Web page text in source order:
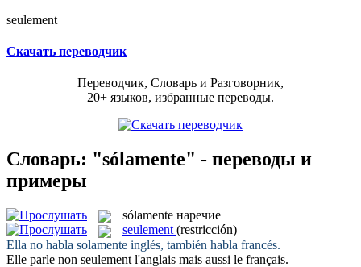
seulement
Скачать переводчик
Переводчик, Словарь и Разговорник,
20+ языков, избранные переводы.
Словарь: "sólamente" - переводы и
примеры
sólamente наречие
seulement (restricción)
Ella no habla solamente inglés, también habla francés.
Elle parle non seulement l'anglais mais aussi le français.